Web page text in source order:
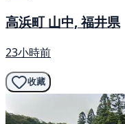
高浜町 山中, 福井県
23小時前
收藏